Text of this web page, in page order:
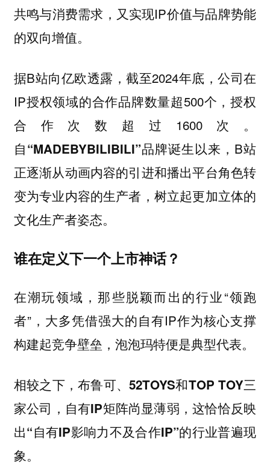
共鸣与消费需求，又实现IP价值与品牌势能
的双向增值。
据B站向亿欧透露，截至2024年底，公司在
IP授权领域的合作品牌数量超500个，授权
合作次数超过1600次。
自“MADEBYBILIBILI”品牌诞生以来，B站
正逐渐从动画内容的引进和播出平台角色转
变为专业内容的生产者，树立起更加立体的
文化生产者姿态。
谁在定义下一个上市神话？
在潮玩领域，那些脱颖而出的行业“领跑
者”，大多凭借强大的自有IP作为核心支撑
构建起竞争壁垒，泡泡玛特便是典型代表。
相较之下，布鲁可、52TOYS和TOP TOY三
家公司，自有IP矩阵尚显薄弱，这恰恰反映
出“自有IP影响力不及合作IP”的行业普遍现
象。